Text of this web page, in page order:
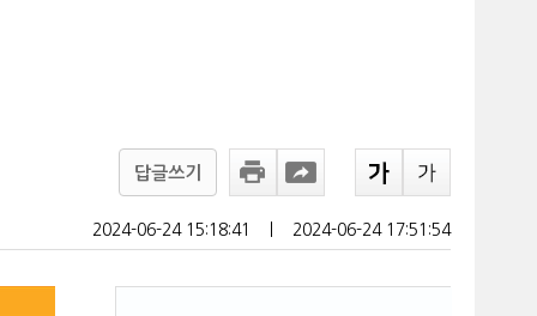
답글쓰기
2024-06-24 15:18:41 2024-06-24 17:51:54